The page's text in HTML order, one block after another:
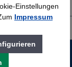
Einstellungen
Impressum